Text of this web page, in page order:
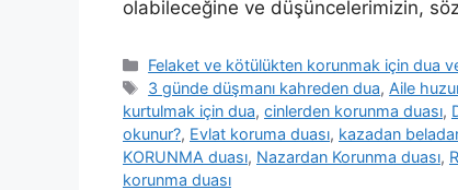
olabileceğine ve düşüncelerimizin,
Felaket ve kötülükten korunmak için dua
3 günde düşmanı kahreden dua, Aile
kurtulmak için dua, cinlerden korunma duası,
okunur?, Evlat koruma duası, kazadan
KORUNMA duası, Nazardan Korunma duası,
korunma duası